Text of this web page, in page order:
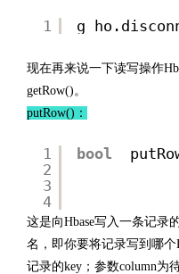
1
现在再来说一下读写操作
getRow()。
putRow()：
1
2
3
4
bool
这是向Hbase写入一条记录
名，即你要将记录写到哪个
记录的key；参数column为